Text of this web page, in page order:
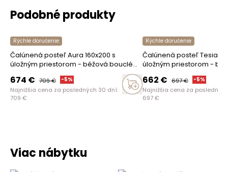
Podobné produkty
Rýchle doručenie
Čalúnená posteľ Aura 160x200 s
úložným priestorom - béžová bouclé
674 € 709€ -5%
Najnižšia cena za posledných 30 dní:
709 €
Rýchle doručenie
Čalúnená posteľ Tesia
úložným priestorom -
662 € 697€ -5%
Najnižšia cena za
697€
Viac nábytku